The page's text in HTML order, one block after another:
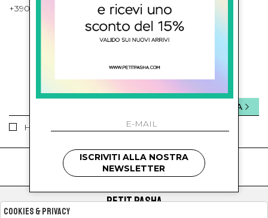
+39081643421 , +390812351280
ISCRIVITI ALLA NEWSLETTER
Ho letto ed accettato le condizioni sulla privacy.
INVIA
kids
PETIT PASHA
ISCRIVITI ALLA NOSTRA
NEWSLETTER
Cookies & Privacy